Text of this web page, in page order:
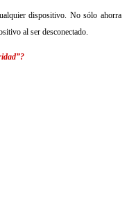
dispositivo. No sólo ahorra
al ser desconectado.